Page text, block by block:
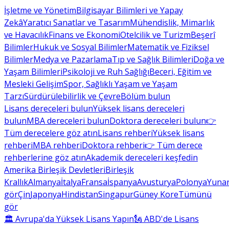
İşletme ve YönetimBilgisayar Bilimleri ve Yapay
ZekâYaratıcı Sanatlar ve TasarımMühendislik, Mimarlık
ve HavacılıkFinans ve EkonomiOtelcilik ve TurizmBeşerî
BilimlerHukuk ve Sosyal BilimlerMatematik ve Fiziksel
BilimlerMedya ve PazarlamaTıp ve Sağlık BilimleriDoğa ve
Yaşam BilimleriPsikoloji ve Ruh SağlığıBeceri, Eğitim ve
Mesleki GelişimSpor, Sağlıklı Yaşam ve Yaşam
TarzıSürdürülebilirlik ve ÇevreBölüm bulun
Lisans dereceleri bulunYüksek lisans dereceleri
bulunMBA dereceleri bulunDoktora dereceleri bulun👉
Tüm derecelere göz atınLisans rehberiYüksek lisans
rehberiMBA rehberiDoktora rehberi👉 Tüm derece
rehberlerine göz atınAkademik dereceleri keşfedin
Amerika Birleşik DevletleriBirleşik
KrallıkAlmanyaİtalyaFransaİspanyaAvusturyaPolonya
görÇinJaponyaHindistanSingapurGüney KoreTümünü
gör
🏛 Avrupa'da Yüksek Lisans Yapın🗽 ABD'de Lisans